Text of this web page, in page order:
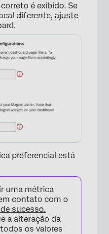
é exibido. Se
diferente, ajuste
preferencial está
uma métrica
contato com o
sucesso.
a alteração da
os valores